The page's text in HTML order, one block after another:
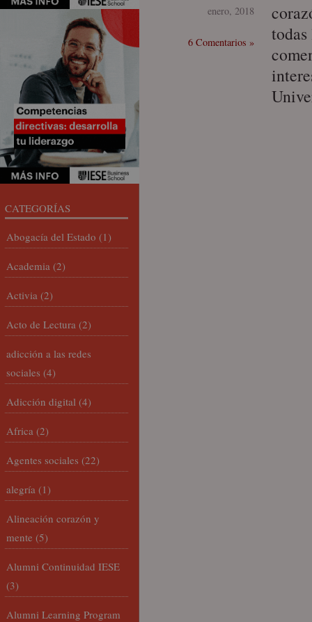
enero, 2018
6 Comentarios »
CATEGORÍAS
Abogacía del Estado (1)
Academia (2)
Activia (2)
Acto de Lectura (2)
adicción a las redes
sociales (4)
Adicción digital (4)
Africa (2)
Agentes sociales (22)
alegría (1)
Alineación corazón y
mente (5)
Alumni Continuidad IESE
(3)
Alumni Learning Program